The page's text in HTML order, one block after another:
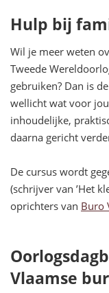
Hulp bij
Wil je meer weten
Tweede
gebruiken? Dan is
wellicht wat voor
inhoudelijke,
daarna gericht
De cursus wordt
(schrijver van ’Het
oprichters van Buro
Vlaamse